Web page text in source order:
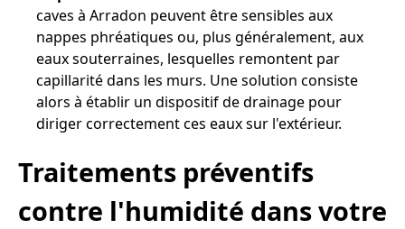
caves à Arradon peuvent être sensibles aux
nappes phréatiques ou, plus généralement, aux
eaux souterraines, lesquelles remontent par
capillarité dans les murs. Une solution consiste
alors à établir un dispositif de drainage pour
diriger correctement ces eaux sur l'extérieur.
Traitements préventifs
contre l'humidité dans votre